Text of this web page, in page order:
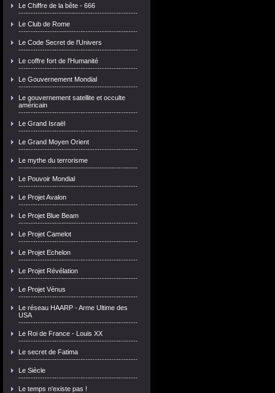
Le Chiffre de la bête - 666
Le Club de Rome
Le Code Secret de l'Univers
Le coffre fort de l'Humanité
Le Gouvernement Mondial
Le gouvernement satellite et occulte
américain
Le Grand Israël
Le Grand Moyen Orient
Le mythe du terrorisme
Le Pouvoir Mondial
Le Projet Avalon
Le Projet Blue Beam
Le Projet Camelot
Le Projet Echelon
Le Projet Révélation
Le Projet Vénus
Le réseau HAARP - Arme Ultime des
USA
Le Roi de France - Louis XX
Le secret de Fatima
Le Siècle
Le temps n'existe pas !